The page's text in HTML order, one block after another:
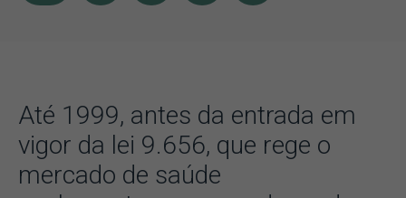
Até 1999, antes da entrada em
vigor da lei 9.656, que rege o
mercado de saúde